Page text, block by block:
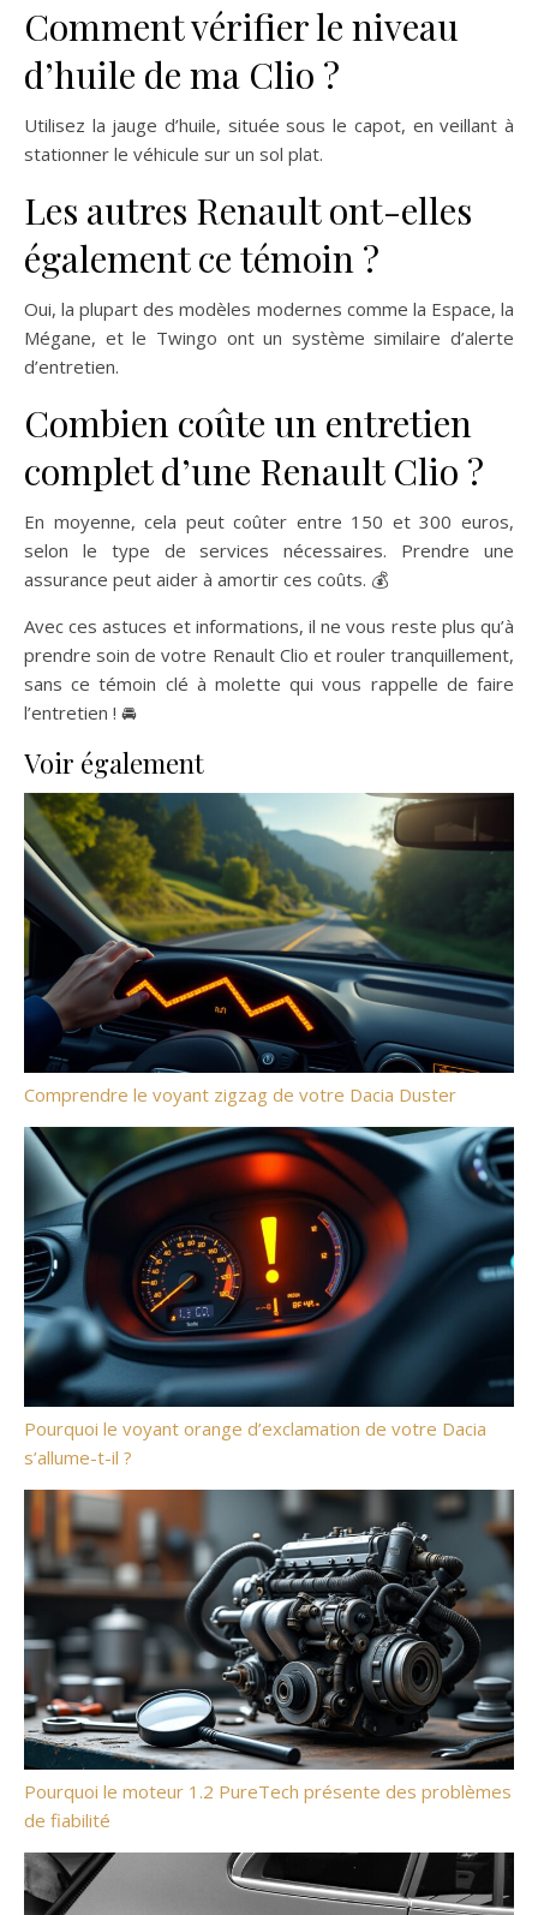
Comment vérifier le niveau
d’huile de ma Clio ?
Utilisez la jauge d’huile, située sous le capot, en veillant à
stationner le véhicule sur un sol plat.
Les autres Renault ont-elles
également ce témoin ?
Oui, la plupart des modèles modernes comme la Espace, la
Mégane, et le Twingo ont un système similaire d’alerte
d’entretien.
Combien coûte un entretien
complet d’une Renault Clio ?
En moyenne, cela peut coûter entre 150 et 300 euros,
selon le type de services nécessaires. Prendre une
assurance peut aider à amortir ces coûts. 💰
Avec ces astuces et informations, il ne vous reste plus qu’à
prendre soin de votre Renault Clio et rouler tranquillement,
sans ce témoin clé à molette qui vous rappelle de faire
l’entretien ! 🚘
Voir également
Comprendre le voyant zigzag de votre Dacia Duster
Pourquoi le voyant orange d’exclamation de votre Dacia
s’allume-t-il ?
Pourquoi le moteur 1.2 PureTech présente des problèmes
de fiabilité